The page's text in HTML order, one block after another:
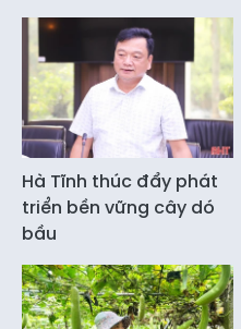
Hà Tĩnh thúc đẩy phát
triển bền vững cây dó
bầu